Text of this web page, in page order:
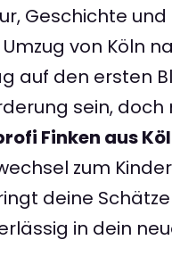
Geschichte und
von Köln
auf den ersten
sein, doch
Finken aus
zum
deine Schätze
in dein